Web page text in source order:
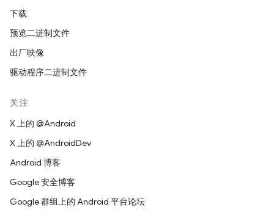
下载
预览二进制文件
出厂映像
驱动程序二进制文件
关注
X 上的 @Android
X 上的 @AndroidDev
Android 博客
Google 安全博客
Google 群组上的 Android 平台论坛